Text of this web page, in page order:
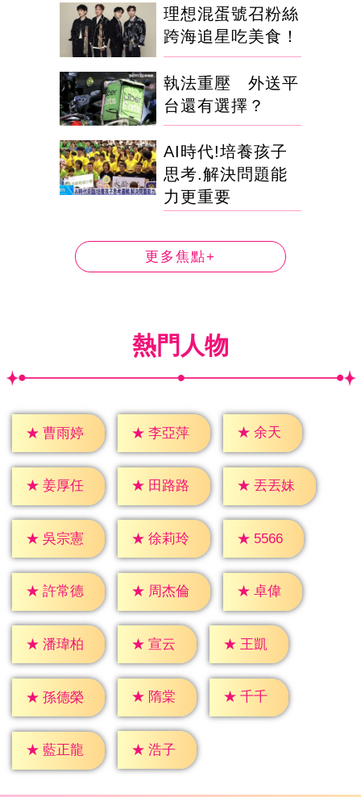
理想混蛋號召粉絲
跨海追星吃美食！
執法重壓 外送平
台還有選擇？
AI時代!培養孩子
思考.解決問題能
力更重要
更多焦點+
熱門人物
★ 曹雨婷 ★ 李亞萍 ★ 余天
★ 姜厚任 ★ 田路路 ★ 丟丟妹
★ 吳宗憲 ★ 徐莉玲 ★ 5566
★ 許常德 ★ 周杰倫 ★ 卓偉
★ 潘瑋柏 ★ 宣云 ★ 王凱
★ 孫德榮 ★ 隋棠 ★ 千千
★ 藍正龍 ★ 浩子